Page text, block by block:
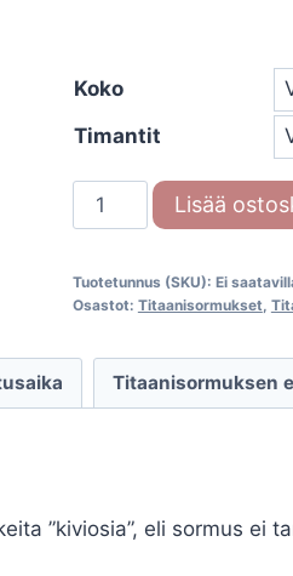
Koko
Timantit
Titaanisormus
Surfing
14/20010
määrä
Lisää
Tuotetunnus (SKU): Ei
Osastot: Titaanisormukset,
Titaanisormuksen
”kiviosia”, eli sormus ei